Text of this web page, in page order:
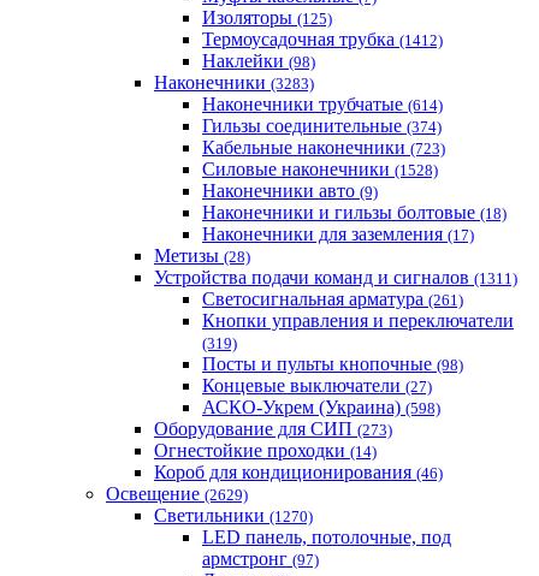
Изоляторы (125)
Термоусадочная трубка (1412)
Наклейки (98)
Наконечники (3283)
Наконечники трубчатые (614)
Гильзы соединительные (374)
Кабельные наконечники (723)
Силовые наконечники (1528)
Наконечники авто (9)
Наконечники и гильзы болтовые (18)
Наконечники для заземления (17)
Метизы (28)
Устройства подачи команд и сигналов (1311)
Светосигнальная арматура (261)
Кнопки управления и переключатели
(319)
Посты и пульты кнопочные (98)
Концевые выключатели (27)
АСКО-Укрем (Украина) (598)
Оборудование для СИП (273)
Огнестойкие проходки (14)
Короб для кондиционирования (46)
Освещение (2629)
Светильники (1270)
LED панель, потолочные, под
армстронг (97)